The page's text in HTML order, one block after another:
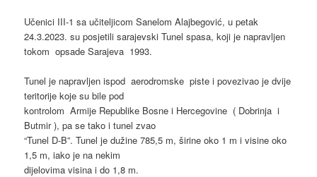
Učenici III-1 sa učiteljicom Sanelom Alajbegović, u petak
24.3.2023. su posjetili sarajevski Tunel spasa, koji je napravljen
tokom opsade Sarajeva 1993.
Tunel je napravljen ispod aerodromske piste i povezivao je dvije
teritorije koje su bile pod
kontrolom Armije Republike Bosne i Hercegovine ( Dobrinja i
Butmir ), pa se tako i tunel zvao
“Tunel D-B”. Tunel je dužine 785,5 m, širine oko 1 m i visine oko
1,5 m, iako je na nekim
dijelovima visina i do 1,8 m.